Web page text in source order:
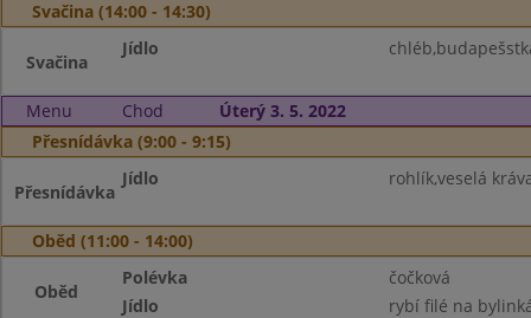
Svačina (14:00 - 14:30)
Svačina
Jídlo
Menu Chod
Úterý 3. 5. 2022
Přesnídávka (9:00 - 9:15)
Přesnídávka
Jídlo rohlík,veselá
Oběd (11:00 - 14:00)
Oběd
Polévka
čočková
Jídlo
rybí filé na